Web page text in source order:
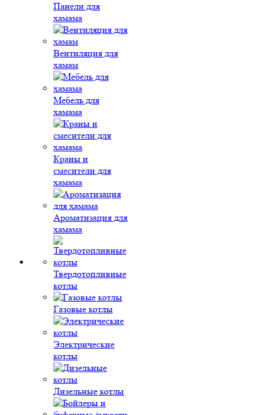
Панели для
хамама
Вентиляция для
хамам
Мебель для
хамама
Краны и
смесители для
хамама
Ароматизация для
хамама
Твердотопливные
котлы
Газовые котлы
Электрические
котлы
Дизельные котлы